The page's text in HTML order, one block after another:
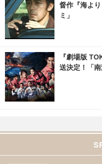
督作『海よ
ミ」
『劇場版
送決定！「